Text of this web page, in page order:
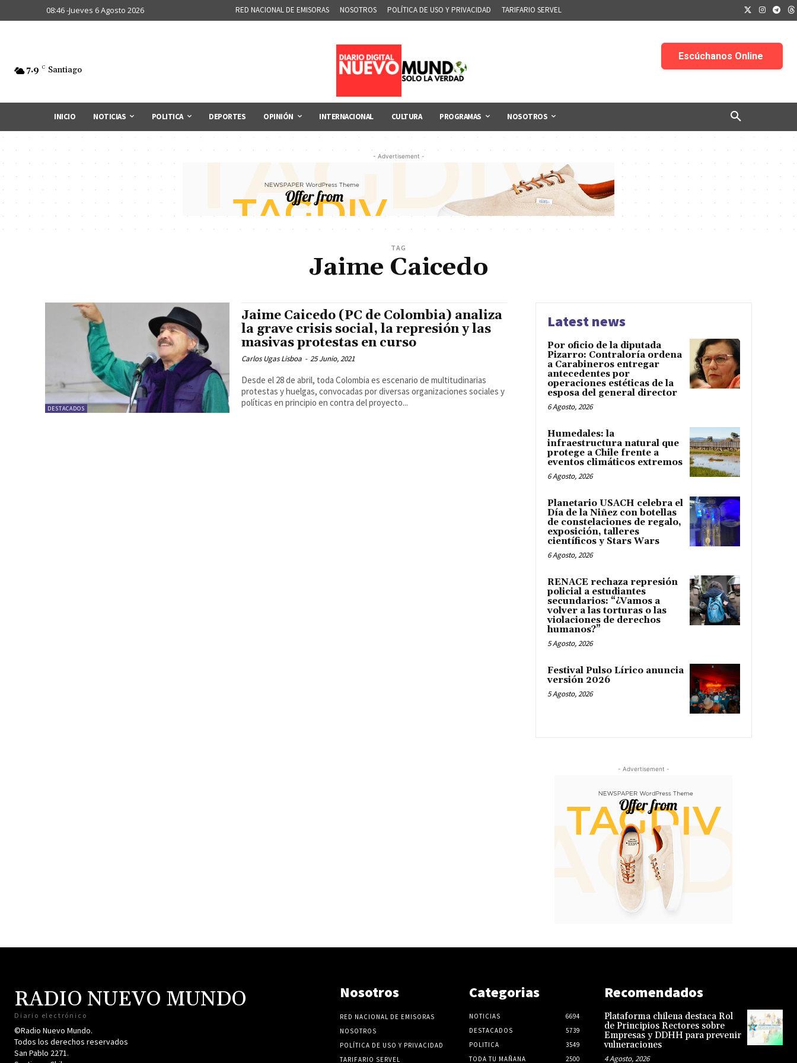
08:46 -Jueves 6 Agosto 2026 RED NACIONAL DE EMISORAS NOSOTROS POLÍTICA DE USO Y PRIVACIDAD TARIFARIO SERVEL
7.9 C Santiago
INICIO NOTICIAS POLITICA DEPORTES OPINIÓN INTERNACIONAL CULTURA PROGRAMAS NOSOTROS
- Advertisement -
TAG
Jaime Caicedo
DESTACADOS
Jaime Caicedo (PC de Colombia) analiza
la grave crisis social, la represión y las
masivas protestas en curso
Carlos Ugas Lisboa - 25 Junio, 2021
Desde el 28 de abril, toda Colombia es escenario de multitudinarias
protestas y huelgas, convocadas por diversas organizaciones sociales y
políticas en principio en contra del proyecto...
Latest news
Por oficio de la diputada
Pizarro: Contraloría ordena
a Carabineros entregar
antecedentes por
operaciones estéticas de la
esposa del general director
6 Agosto, 2026
Humedales: la
infraestructura natural que
protege a Chile frente a
eventos climáticos extremos
6 Agosto, 2026
Planetario USACH celebra el
Día de la Niñez con botellas
de constelaciones de regalo,
exposición, talleres
científicos y Stars Wars
6 Agosto, 2026
RENACE rechaza represión
policial a estudiantes
secundarios: “¿Vamos a
volver a las torturas o las
violaciones de derechos
humanos?”
5 Agosto, 2026
Festival Pulso Lírico anuncia
versión 2026
5 Agosto, 2026
- Advertisement -
RADIO NUEVO MUNDO
Diario electrónico
©Radio Nuevo Mundo.
Todos los derechos reservados
San Pablo 2271.
Nosotros
RED NACIONAL DE EMISORAS
NOSOTROS
POLÍTICA DE USO Y PRIVACIDAD
TARIFARIO SERVEL
Categorias
NOTICIAS
6694
DESTACADOS
5739
POLITICA
3549
TODA TU MAÑANA
2500
Recomendados
Plataforma chilena destaca Rol
de Principios Rectores sobre
Empresas y DDHH para prevenir
vulneraciones
4 Agosto, 2026